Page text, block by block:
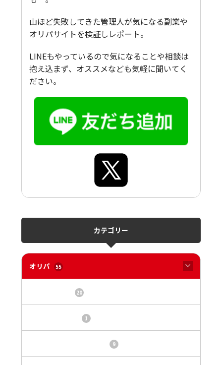
山ほど失敗してきた管理人が気になる副業や
オリパサイトを検証しレポート。
LINEもやっているので気になることや相談は
抱え込まず、オススメなども気軽に聞いてく
ださい。
カテゴリー
オリパ 55
20
1
9